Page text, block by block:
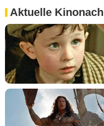
Aktuelle